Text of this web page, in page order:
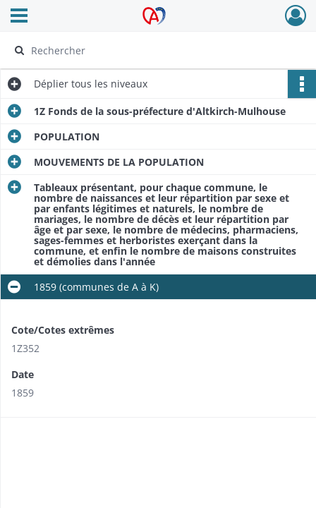
Archives Alsace - Colmar
Ouvrir le menu déroulant
Déplier tous les niveaux
1Z Fonds de la sous-préfecture d'Altkirch-Mulhouse
POPULATION
MOUVEMENTS DE LA POPULATION
Tableaux présentant, pour chaque commune, le
nombre de naissances et leur répartition par sexe et
par enfants légitimes et naturels, le nombre de
mariages, le nombre de décès et leur répartition par
âge et par sexe, le nombre de médecins, pharmaciens,
sages-femmes et herboristes exerçant dans la
commune, et enfin le nombre de maisons construites
et démolies dans l'année
1859 (communes de A à K)
Cote/Cotes extrêmes
1Z352
Date
1859